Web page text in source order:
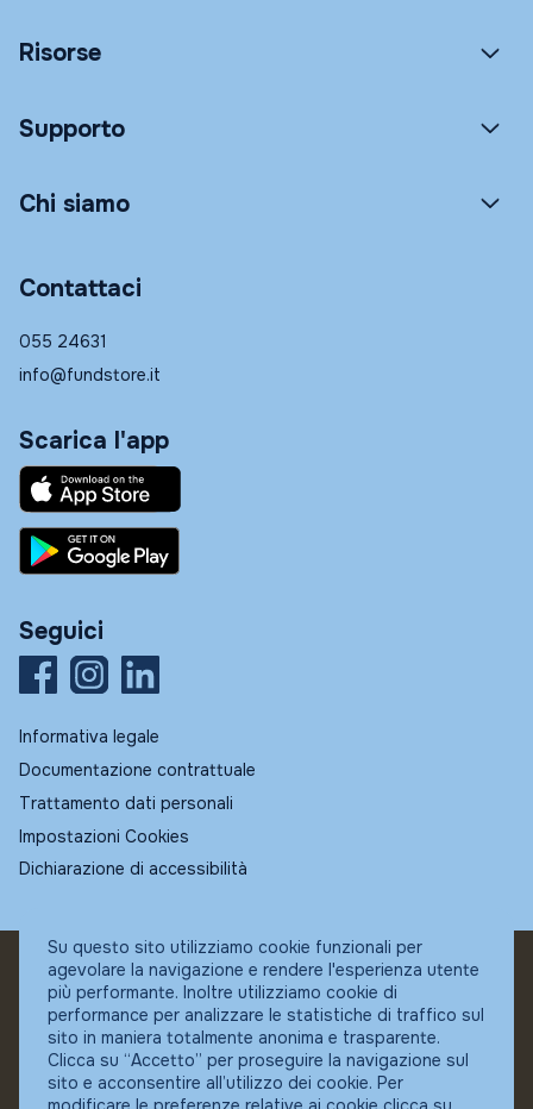
Risorse
Supporto
Chi siamo
Contattaci
055 24631
info@fundstore.it
Scarica l'app
Seguici
Informativa legale
Documentazione contrattuale
Trattamento dati personali
Impostazioni Cookies
Dichiarazione di accessibilità
© Fundstore
Collocatore autorizzato:
Banca Ifigest SpA
P.Iva: 04337180485
Su questo sito utilizziamo cookie funzionali per
agevolare la navigazione e rendere l'esperienza utente
più performante. Inoltre utilizziamo cookie di
performance per analizzare le statistiche di traffico sul
sito in maniera totalmente anonima e trasparente.
Clicca su “Accetto” per proseguire la navigazione sul
sito e acconsentire all’utilizzo dei cookie. Per